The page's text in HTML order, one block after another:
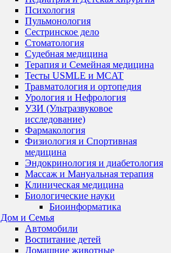
Психология
Пульмонология
Сестринское дело
Стоматология
Судебная медицина
Терапия и Семейная медицина
Тесты USMLE и MCAT
Травматология и ортопедия
Урология и Нефрология
УЗИ (Ультразвуковое
исследование)
Фармакология
Физиология и Спортивная
медицина
Эндокринология и диабетология
Массаж и Мануальная терапия
Клиническая медицина
Биологические науки
Биоинформатика
Дом и Семья
Автомобили
Воспитание детей
Домашние животные